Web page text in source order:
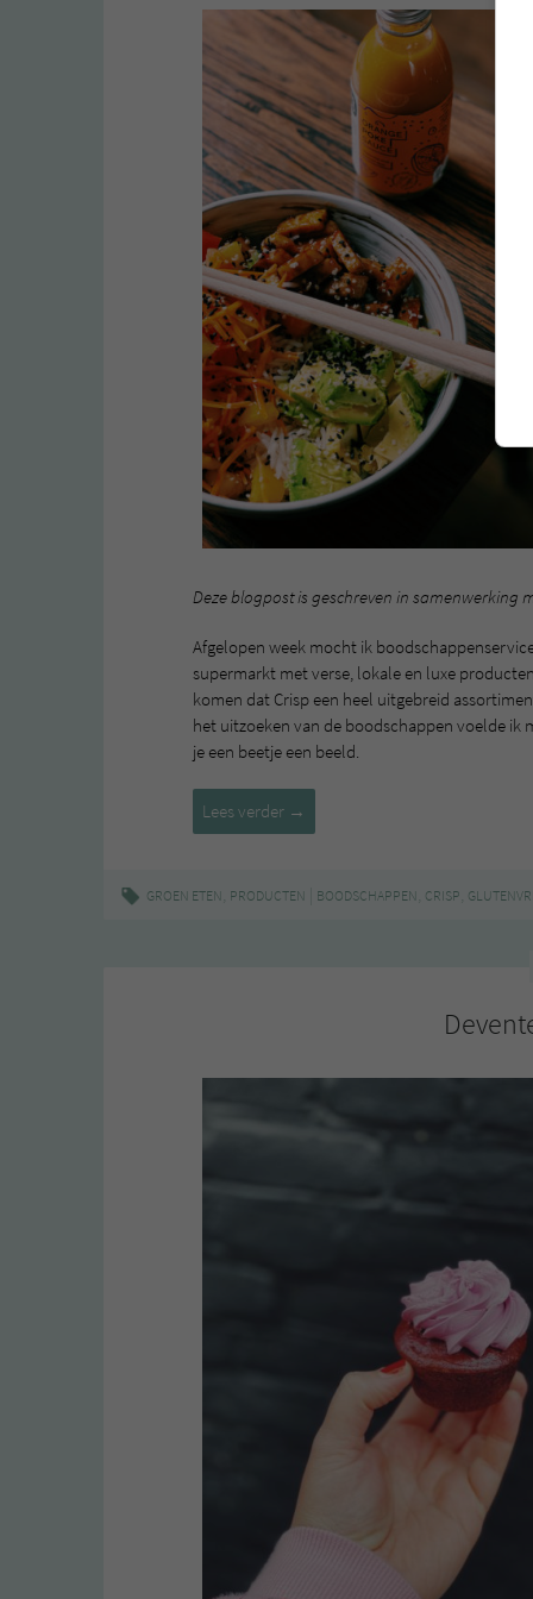
Deze blogpost is geschreven in samenwerking
Afgelopen week mocht ik
supermarkt met verse, lokale en luxe
komen dat Crisp een heel uitgebreid
het uitzoeken van de boodschappen voelde ik
je een beetje een beeld.
Lees verder Crisp
–
supermarkt
→
GROEN ETEN, PRODUCTEN BOODSCHAPPEN, CRISP,